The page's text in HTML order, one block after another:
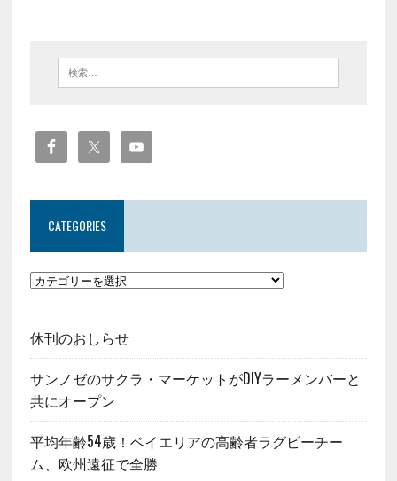
CATEGORIES
休刊のおしらせ
サンノゼのサクラ・マーケットがDIYラーメンバーと
共にオープン
平均年齢54歳！ベイエリアの高齢者ラグビーチー
ム、欧州遠征で全勝